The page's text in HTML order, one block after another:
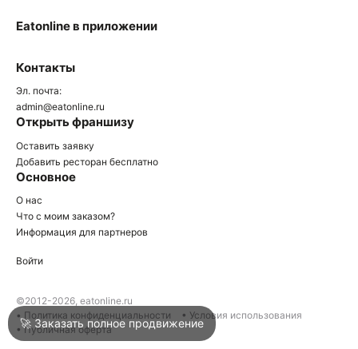
Войти
Написать в техподдержку
Контакты
Эл. почта:
admin@eatonline.ru
Открыть франшизу
Оставить заявку
Добавить ресторан бесплатно
Основное
О нас
Что с моим заказом?
Информация для партнеров
Eatonline в приложении
Войти
©2012-2026, eatonline.ru
• Политика конфиденциальности
• Условия использования
• Публичная оферта
🚀 Заказать полное продвижение